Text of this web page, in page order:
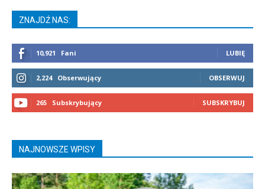
ZNAJDŹ NAS:
10,921 Fani LUBIĘ
2,224 Obserwujący OBSERWUJ
265 Subskrybujący SUBSKRYBUJ
NAJNOWSZE WPISY